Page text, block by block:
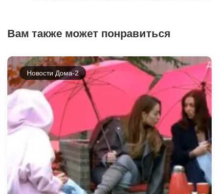
Вам также может понравиться
Новости Дома-2